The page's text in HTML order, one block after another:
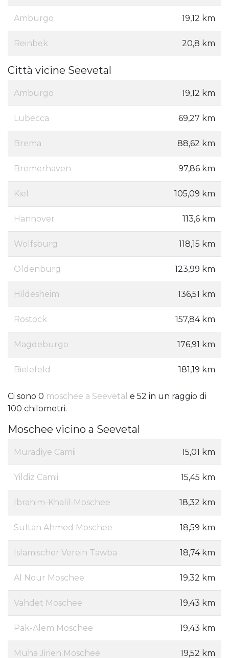
Amburgo 19,12 km
Reinbek 20,8 km
Città vicine Seevetal
Amburgo 19,12 km
Lubecca 69,27 km
Brema 88,62 km
Bremerhaven 97,86 km
Kiel 105,09 km
Hannover 113,6 km
Wolfsburg 118,15 km
Oldenburg 123,99 km
Hildesheim 136,51 km
Rostock 157,84 km
Magdeburgo 176,91 km
Bielefeld 181,19 km
Ci sono 0 moschee a Seevetal e 52 in un raggio di
100 chilometri.
Moschee vicino a Seevetal
Muradiye Camii 15,01 km
Yildiz Camii 15,45 km
Ibrahim-Khalil-Moschee 18,32 km
Sultan Ahmed Moschee 18,59 km
Islamischer Verein Tawba 18,74 km
Al Nour Moschee 19,32 km
Vahdet Moschee 19,43 km
Pak-Alem Moschee 19,43 km
Muha Jirien Moschee 19,52 km